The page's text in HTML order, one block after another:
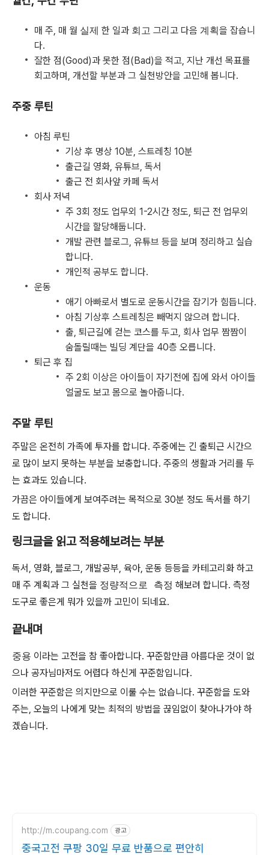
매 주, 매 월 실제 한 일과 회고 그리고 다음 계획을 잡습니
다.
잘한 점(Good)과 못한 점(Bad)을 적고, 지난 개선 목표를
회고하며, 개선할 부분과 그 실천방안을 고민해 봅니다.
주중 루틴
아침 루틴
기상 후 명상 10분, 스트레칭 10분
출근길 영화, 유튜브, 독서
출근 전 회사앞 카페 독서
회사 저녁
주 3회 정도 업무외 1-2시간 정도, 퇴근 전 업무외
시간을 할당해둡니다.
개발 관련 블로그, 유튜브 등을 보며 정리하고 실습
합니다.
개인적 공부도 합니다.
운동
애기 아빠로서 별도로 운동시간을 잡기가 힘듭니다.
아침 기상후 스트레칭은 빼먹지 않으려 합니다.
출, 퇴근길에 걷는 코스를 두고, 회사 업무 짬짬이
숨돌릴때는 빌딩 계단을 40층 오릅니다.
퇴근 후 집
주 2회 이상은 아이들이 자기전에 집에 와서 아이들
얼굴도 보고 몸으로 놀아줍니다.
주말 루틴
주말은 온전히 가족에 투자를 합니다. 주중에는 긴 출퇴근 시간으
로 많이 보지 못하는 부분을 보충합니다. 주중의 생활과 거리를 두
는 효과도 있습니다.
가끔은 아이들에게 보여주려는 목적으로 30분 정도 독서를 하기
도 합니다.
링크글을 읽고 적용해보려는 부분
독서, 영화, 블로그, 개발공부, 육아, 운동 등등을 카테고리화 하고
매 주 계획과 그 실천을 정량적으로 측정 해보려 합니다. 측정
도구로 좋은게 뭐가 있을까 고민이 되네요.
끝내며
중용 이라는 고전을 참 좋아합니다. 꾸준함만큼 아름다운 것이 없
으나 공자님마저도 어렵다 하신게 꾸준함입니다.
이러한 꾸준함은 의지만으로 이룰 수는 없습니다. 꾸준함을 도와
주는, 오늘의 나에게 맞는 최적의 방법을 끊임없이 찾아나가야 하
겠습니다.
http://m.coupang.com 광고
중국고전 쿠팡 30일 무료 반품으로 편안히